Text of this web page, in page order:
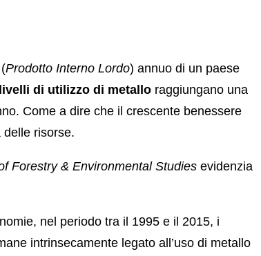
(Prodotto Interno Lordo) annuo di un paese
livelli di utilizzo di metallo raggiungano una
Come a dire che il crescente benessere
risorse.
Forestry & Environmental Studies evidenzia
nel periodo tra il 1995 e il 2015, i
intrinsecamente legato all’uso di metallo